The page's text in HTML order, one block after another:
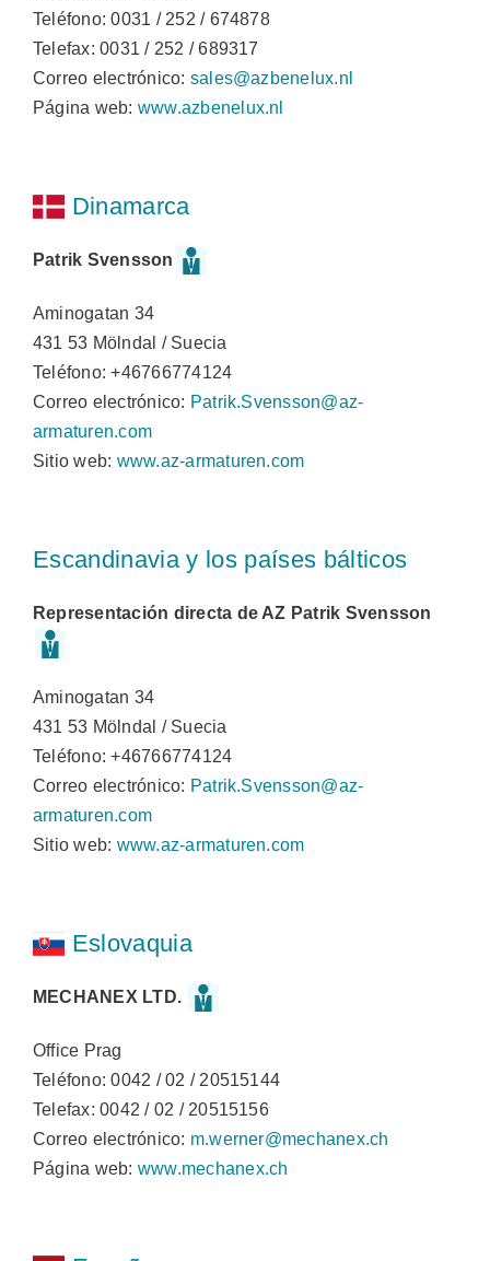
Teléfono: 0031 / 252 / 674878
Telefax: 0031 / 252 / 689317
Correo electrónico: sales@azbenelux.nl
Página web: www.azbenelux.nl
Dinamarca
Patrik Svensson
Aminogatan 34
431 53 Mölndal / Suecia
Teléfono: +46766774124
Correo electrónico: Patrik.Svensson@az-
armaturen.com
Sitio web: www.az-armaturen.com
Escandinavia y los países bálticos
Representación directa de AZ Patrik Svensson
Aminogatan 34
431 53 Mölndal / Suecia
Teléfono: +46766774124
Correo electrónico: Patrik.Svensson@az-
armaturen.com
Sitio web: www.az-armaturen.com
Eslovaquia
MECHANEX LTD.
Office Prag
Teléfono: 0042 / 02 / 20515144
Telefax: 0042 / 02 / 20515156
Correo electrónico: m.werner@mechanex.ch
Página web: www.mechanex.ch